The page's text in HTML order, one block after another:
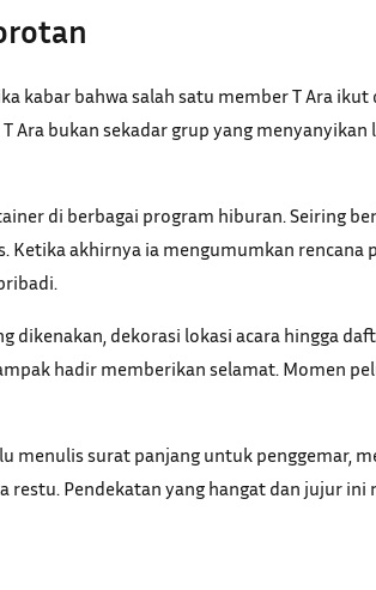
kabar bahwa salah satu member T Ara
bukan sekadar grup yang
di berbagai program hiburan. Seiring
akhirnya ia mengumumkan
dikenakan, dekorasi lokasi acara hingga
hadir memberikan selamat. Momen
menulis surat panjang untuk penggemar,
Pendekatan yang hangat dan jujur